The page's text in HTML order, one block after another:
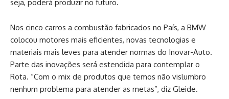
seja, poderá produzir no futuro.
Nos cinco carros a combustão fabricados no País, a BMW
colocou motores mais eficientes, novas tecnologias e
materiais mais leves para atender normas do Inovar-Auto.
Parte das inovações será estendida para contemplar o
Rota. “Com o mix de produtos que temos não vislumbro
nenhum problema para atender as metas”, diz Gleide.